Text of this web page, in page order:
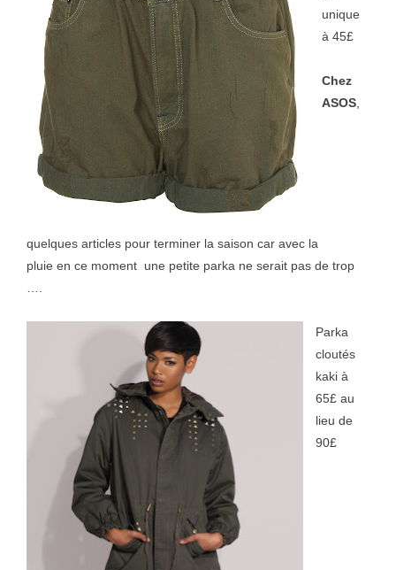
unique
à 45£
Chez
ASOS
quelques articles pour terminer la saison car avec la
pluie en ce moment une petite parka ne serait pas de trop
Parka
cloutés
kaki à
65£ au
lieu de
90£